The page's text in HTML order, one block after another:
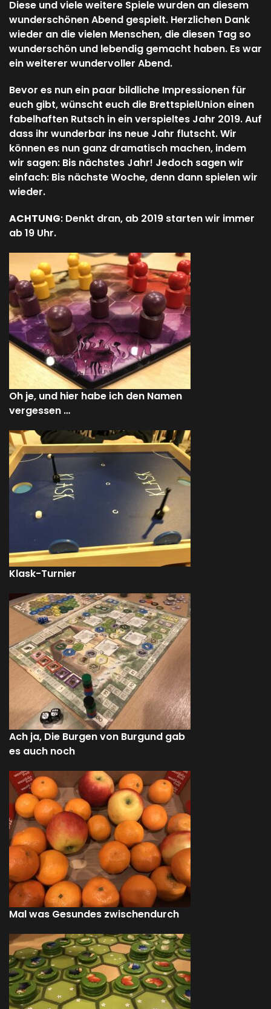
Diese und viele weitere Spiele wurden an diesem
wunderschönen Abend gespielt. Herzlichen Dank
wieder an die vielen Menschen, die diesen Tag so
wunderschön und lebendig gemacht haben. Es war
ein weiterer wundervoller Abend.
Bevor es nun ein paar bildliche Impressionen für
euch gibt, wünscht euch die BrettspielUnion einen
fabelhaften Rutsch in ein verspieltes Jahr 2019. Auf
dass ihr wunderbar ins neue Jahr flutscht. Wir
können es nun ganz dramatisch machen, indem
wir sagen: Bis nächstes Jahr! Jedoch sagen wir
einfach: Bis nächste Woche, denn dann spielen wir
wieder.
ACHTUNG: Denkt dran, ab 2019 starten wir immer
ab 19 Uhr.
Oh je, und hier habe ich den Namen
vergessen …
Klask-Turnier
Ach ja, Die Burgen von Burgund gab
es auch noch
Mal was Gesundes zwischendurch